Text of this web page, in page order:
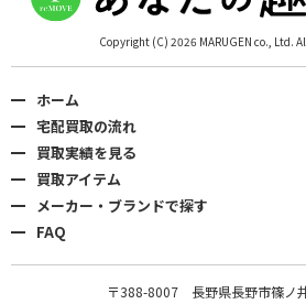
Copyright (C) 2026 MARUGEN co., Ltd.
ホーム
宅配買取の流れ
買取実績を見る
買取アイテム
メーカー・ブランドで探す
FAQ
〒388-8007 長野県長野市篠ノ